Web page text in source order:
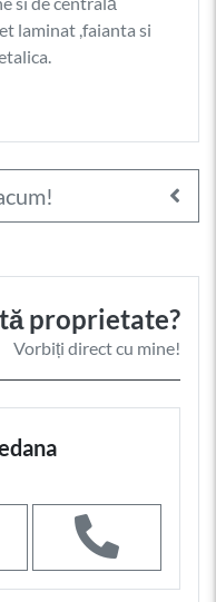
laminat ,faianta si
proprietate?
Vorbiți direct cu mine!